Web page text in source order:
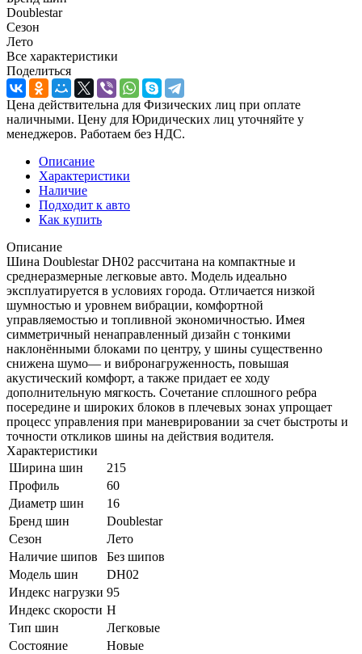
Doublestar
Сезон
Лето
Все характеристики
Поделиться
Цена действительна для Физических лиц при оплате
наличными. Цену для Юридических лиц уточняйте у
менеджеров. Работаем без НДС.
Описание
Характеристики
Наличие
Подходит к авто
Как купить
Описание
Шина Doublestar DH02 рассчитана на компактные и
среднеразмерные легковые авто. Модель идеально
эксплуатируется в условиях города. Отличается низкой
шумностью и уровнем вибрации, комфортной
управляемостью и топливной экономичностью. Имея
симметричный ненаправленный дизайн с тонкими
наклонёнными блоками по центру, у шины существенно
снижена шумо— и вибронагруженность, повышая
акустический комфорт, а также придает ее ходу
дополнительную мягкость. Сочетание сплошного ребра
посередине и широких блоков в плечевых зонах упрощает
процесс управления при маневрировании за счет быстроты и
точности откликов шины на действия водителя.
Характеристики
Ширина шин
215
Профиль
60
Диаметр шин
16
Бренд шин
Doublestar
Сезон
Лето
Наличие шипов
Без шипов
Модель шин
DH02
Индекс нагрузки 95
Индекс скорости H
Тип шин
Легковые
Состояние
Новые